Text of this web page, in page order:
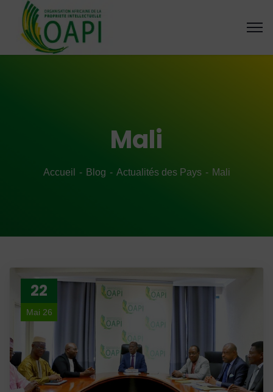
Mali
Accueil Blog Actualités des Pays Mali
22
Mai 26